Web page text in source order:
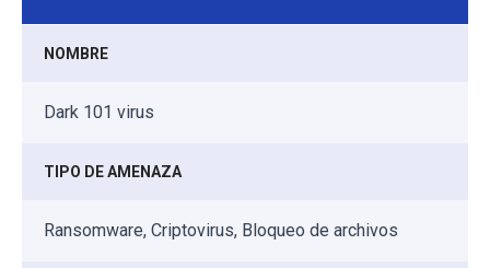
NOMBRE
Dark 101 virus
TIPO DE AMENAZA
Ransomware, Criptovirus, Bloqueo de archivos